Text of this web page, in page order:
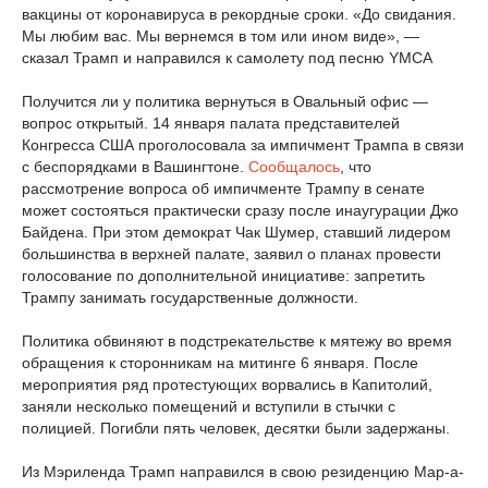
вакцины от коронавируса в рекордные сроки. «До свидания.
Мы любим вас. Мы вернемся в том или ином виде», —
сказал Трамп и направился к самолету под песню YMCA
Получится ли у политика вернуться в Овальный офис —
вопрос открытый. 14 января палата представителей
Конгресса США проголосовала за импичмент Трампа в связи
с беспорядками в Вашингтоне. Сообщалось , что
рассмотрение вопроса об импичменте Трампу в сенате
может состояться практически сразу после инаугурации Джо
Байдена. При этом демократ Чак Шумер, ставший лидером
большинства в верхней палате, заявил о планах провести
голосование по дополнительной инициативе: запретить
Трампу занимать государственные должности.
Политика обвиняют в подстрекательстве к мятежу во время
обращения к сторонникам на митинге 6 января. После
мероприятия ряд протестующих ворвались в Капитолий,
заняли несколько помещений и вступили в стычки с
полицией. Погибли пять человек, десятки были задержаны.
Из Мэриленда Трамп направился в свою резиденцию Мар-а-